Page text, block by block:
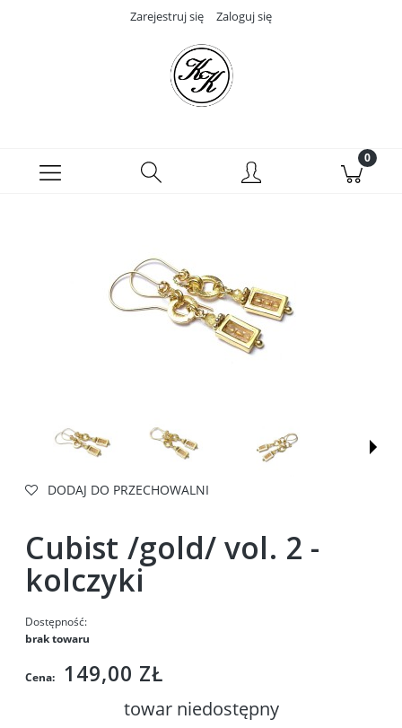
Zarejestruj się Zaloguj się
DODAJ DO PRZECHOWALNI
Cubist /gold/ vol. 2 -
kolczyki
Dostępność:
brak towaru
Cena: 149,00 ZŁ
towar niedostępny